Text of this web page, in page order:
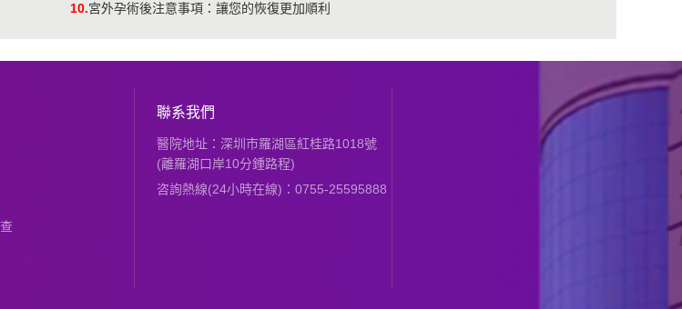
10.宮外孕術後注意事項：讓您的恢復更加順利
聯系我們
醫院地址：深圳市羅湖區紅桂路1018號
(離羅湖口岸10分鍾路程)
咨詢熱線(24小時在線)：0755-25595888